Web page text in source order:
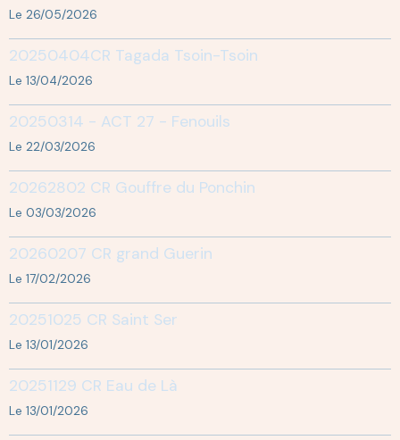
Le 26/05/2026
20250404CR Tagada Tsoin-Tsoin
Le 13/04/2026
20250314 - ACT 27 - Fenouils
Le 22/03/2026
20262802 CR Gouffre du Ponchin
Le 03/03/2026
20260207 CR grand Guerin
Le 17/02/2026
20251025 CR Saint Ser
Le 13/01/2026
20251129 CR Eau de Là
Le 13/01/2026